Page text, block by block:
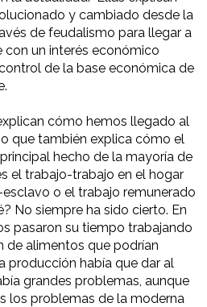
y cambiado desde la
de feudalismo para llegar a
con un interés económico
de la base económica de
cómo hemos llegado al
que también explica cómo el
hecho de la mayoría de
el trabajo-trabajo en el hogar
o el trabajo remunerado
No siempre ha sido cierto. En
pasaron su tiempo trabajando
de alimentos que podrían
producción había que dar al
grandes problemas, aunque
los problemas de la moderna